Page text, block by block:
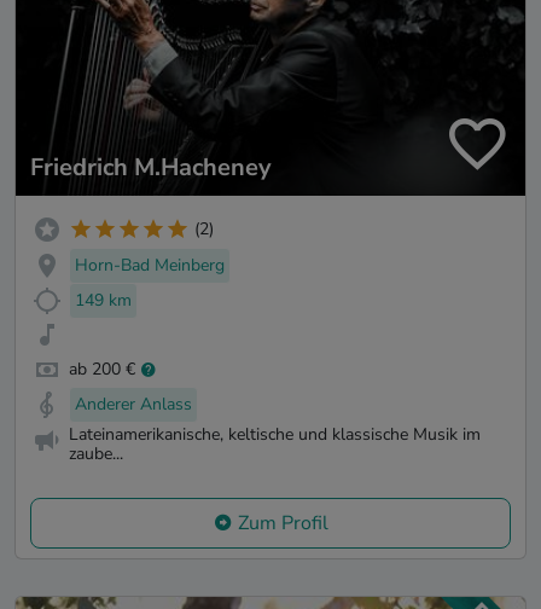
Friedrich M.Hacheney
(2)
Horn-Bad Meinberg
149 km
ab 200 €
Anderer Anlass
Lateinamerikanische, keltische und klassische Musik im
zaube...
Zum Profil